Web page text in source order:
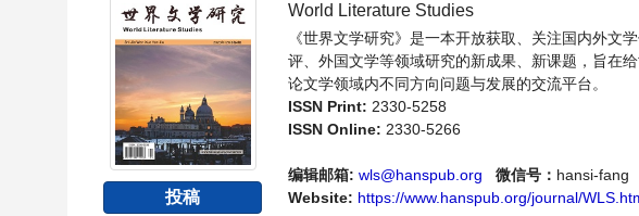
投稿
World Literature Studies
《世界文学研究》是一本开放获取、关注国内外文
评、外国文学等领域研究的新成果、新课题，旨在
论文学领域内不同方向问题与发展的交流平台。
ISSN Print: 2330-5258
ISSN Online: 2330-5266
编辑邮箱: wls@hanspub.org 微信号： hansi-fang
Website: https://www.hanspub.org/journal/